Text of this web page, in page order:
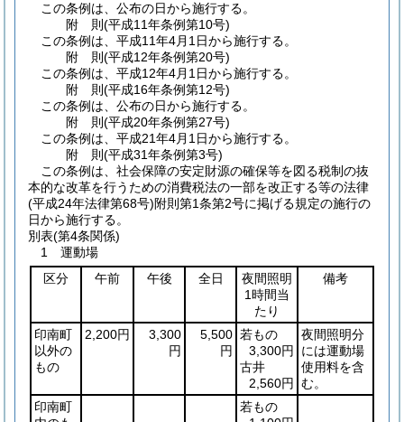
この条例は、公布の日から施行する。
附 則(平成11年条例第10号)
この条例は、平成11年4月1日から施行する。
附 則(平成12年条例第20号)
この条例は、平成12年4月1日から施行する。
附 則(平成16年条例第12号)
この条例は、公布の日から施行する。
附 則(平成20年条例第27号)
この条例は、平成21年4月1日から施行する。
附 則(平成31年条例第3号)
この条例は、社会保障の安定財源の確保等を図る税制の抜
本的な改革を行うための消費税法の一部を改正する等の法律
(平成24年法律第68号)附則第1条第2号に掲げる規定の施行の
日から施行する。
別表(第4条関係)
1 運動場
区分
午前 午後 全日
夜間照明
1時間当
たり
備考
印南町
以外の
もの
2,200円
3,300
円
5,500
円
若もの
3,300円
古井
2,560円
夜間照明分
には運動場
使用料を含
む。
印南町
若もの